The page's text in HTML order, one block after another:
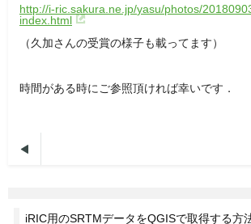
http://i-ric.sakura.ne.jp/yasu/photos/
index.html
（久加さんの受賞の様子も載ってます）
時間がある時にご参照頂ければ幸いです．

iRIC用のSRTMデータをQGISで取得する方